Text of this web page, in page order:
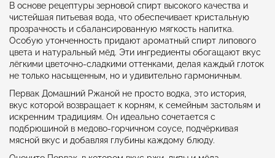
В основе рецептуры зерновой спирт высокого качества и
чистейшая питьевая вода, что обеспечивает кристальную
прозрачность и сбалансированную мягкость напитка.
Особую утонченность придают ароматный спирт липового
цвета и натуральный мёд. Эти ингредиенты обогащают вкус
лёгкими цветочно-сладкими оттенками, делая каждый глоток
не только насыщенным, но и удивительно гармоничным.
Первак Домашний Ржаной не просто водка, это история,
вкус которой возвращает к корням, к семейным застольям и
искренним традициям. Он идеально сочетается с
подбрюшиной в медово-горчичном соусе, подчёркивая
мясной вкус и добавляя глубины каждому блюду.